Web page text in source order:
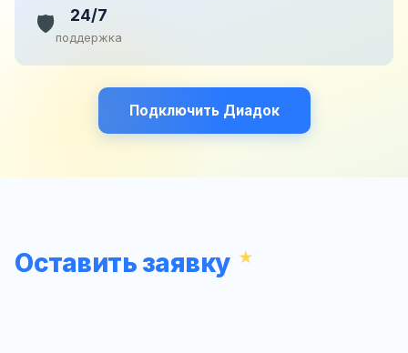
🛡️ 24/7
поддержка
Подключить Диадок
Оставить заявку